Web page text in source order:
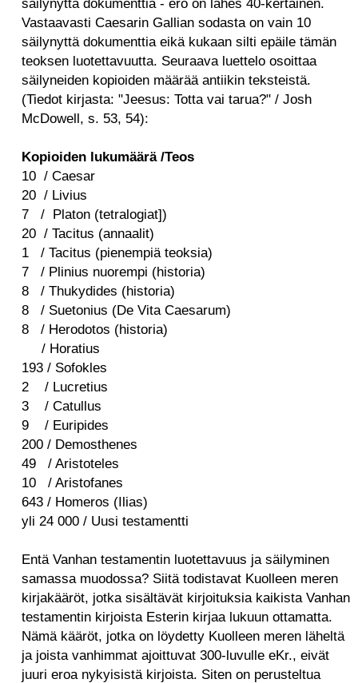
Vastaavasti Caesarin Gallian sodasta on vain 10
säilynyttä dokumenttia eikä kukaan silti epäile tämän
teoksen luotettavuutta. Seuraava luettelo osoittaa
säilyneiden kopioiden määrää antiikin teksteistä.
(Tiedot kirjasta: "Jeesus: Totta vai tarua?" / Josh
McDowell, s. 53, 54):
Kopioiden lukumäärä /Teos
10 / Caesar
20 / Livius
7 / Platon (tetralogiat])
20 / Tacitus (annaalit)
1 / Tacitus (pienempiä teoksia)
7 / Plinius nuorempi (historia)
8 / Thukydides (historia)
8 / Suetonius (De Vita Caesarum)
8 / Herodotos (historia)
/ Horatius
193 / Sofokles
2 / Lucretius
3 / Catullus
9 / Euripides
200 / Demosthenes
49 / Aristoteles
10 / Aristofanes
643 / Homeros (Ilias)
yli 24 000 / Uusi testamentti
Entä Vanhan testamentin luotettavuus ja säilyminen
samassa muodossa? Siitä todistavat Kuolleen meren
kirjakääröt, jotka sisältävät kirjoituksia kaikista Vanhan
testamentin kirjoista Esterin kirjaa lukuun ottamatta.
Nämä kääröt, jotka on löydetty Kuolleen meren läheltä
ja joista vanhimmat ajoittuvat 300-luvulle eKr., eivät
juuri eroa nykyisistä kirjoista. Siten on perusteltua